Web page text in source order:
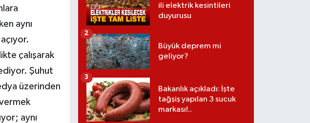
aynı
çalışarak
Şuhut
üzerinden
aynı
ili elektrik kesintileri
duyurusu
Büyük deprem mi
geliyor?
2
Bakanlık açıkladı: İşte
tağşiş yapılan 3 sucuk
markası!..
3